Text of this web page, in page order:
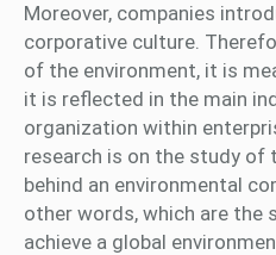
Moreover, companies
corporative culture.
of the environment, it is
it is reflected in the main
organization within
research is on the study of
behind an environmental
other words, which are the
achieve a global